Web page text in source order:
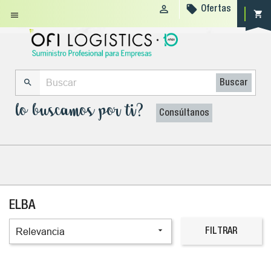
 shopping_cart
  Ofertas
 Buscar
lo buscamos por ti? Consúltanos
ELBA
Relevancia  FILTRAR